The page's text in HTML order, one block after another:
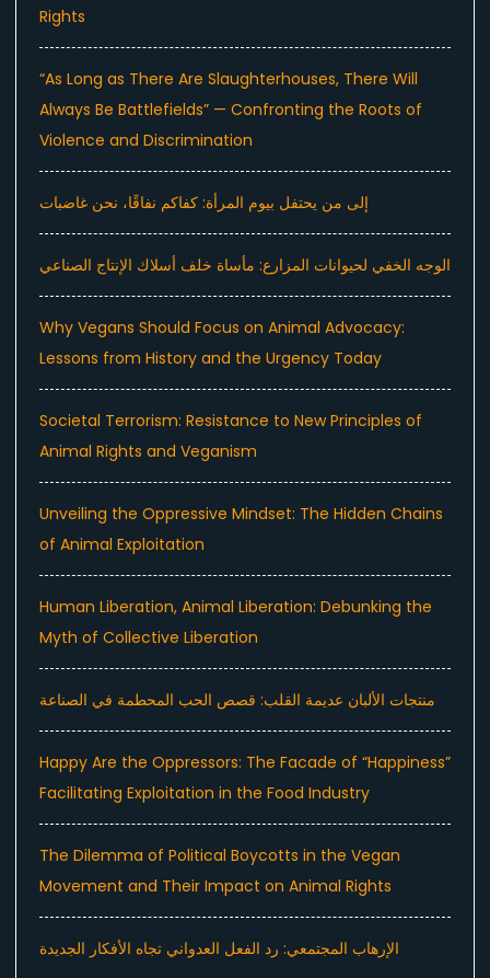
Rights
“As Long as There Are Slaughterhouses, There Will
Always Be Battlefields” — Confronting the Roots of
Violence and Discrimination
إلى من يحتفل بيوم المرأة: كفاكم نفاقًا، نحن غاضبات
الوجه الخفي لحيوانات المزارع: مأساة خلف أسلاك الإنتاج الصناعي
Why Vegans Should Focus on Animal Advocacy:
Lessons from History and the Urgency Today
Societal Terrorism: Resistance to New Principles of
Animal Rights and Veganism
Unveiling the Oppressive Mindset: The Hidden Chains
of Animal Exploitation
Human Liberation, Animal Liberation: Debunking the
Myth of Collective Liberation
منتجات الألبان عديمة القلب: قصص الحب المحطمة في الصناعة
Happy Are the Oppressors: The Facade of “Happiness”
Facilitating Exploitation in the Food Industry
The Dilemma of Political Boycotts in the Vegan
Movement and Their Impact on Animal Rights
الإرهاب المجتمعي: رد الفعل العدواني تجاه الأفكار الجديدة